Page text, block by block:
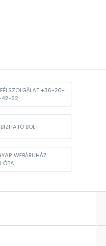
+36-20-
52
BOLT
WEBÁRUHÁZ
ÓTA